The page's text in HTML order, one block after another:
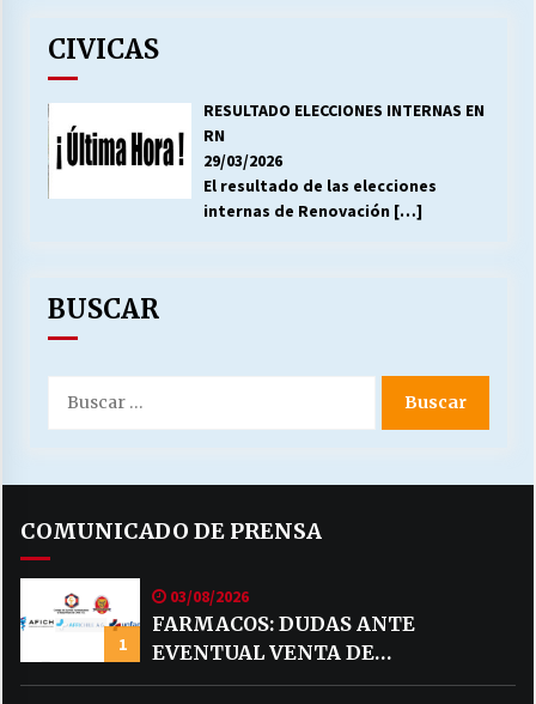
CIVICAS
RESULTADO ELECCIONES INTERNAS EN
RN
29/03/2026
El resultado de las elecciones
internas de Renovación […]
BUSCAR
por:
COMUNICADO DE PRENSA
1
03/08/2026
FARMACOS: DUDAS ANTE
EVENTUAL VENTA DE
MEDICAMENTOS POR MERCADO